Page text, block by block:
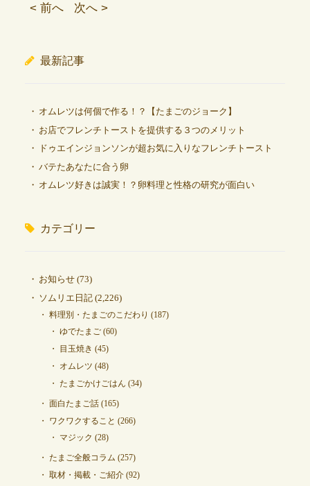
< 前へ 次へ >
最新記事
オムレツは何個で作る！？【たまごのジョーク】
お店でフレンチトーストを提供する３つのメリット
ドゥエインジョンソンが超お気に入りなフレンチトースト
バテたあなたに合う卵
オムレツ好きは誠実！？卵料理と性格の研究が面白い
カテゴリー
お知らせ(73)
ソムリエ日記(2,226)
料理別・たまごのこだわり (187)
ゆでたまご(60)
目玉焼き (45)
オムレツ (48)
たまごかけごはん (34)
面白たまご話(165)
ワクワクすること (266)
マジック (28)
たまご全般コラム (257)
取材・掲載・ご紹介(92)